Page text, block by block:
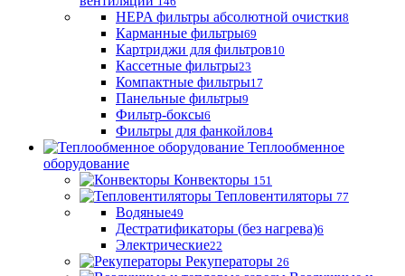
HEPA фильтры абсолютной очистки8
Карманные фильтры69
Картриджи для фильтров10
Кассетные фильтры23
Компактные фильтры17
Панельные фильтры9
Фильтр-боксы6
Фильтры для фанкойлов4
Теплообменное
оборудование
Конвекторы 151
Тепловентиляторы 77
Водяные49
Дестратификаторы (без нагрева)6
Электрические22
Рекуператоры 26